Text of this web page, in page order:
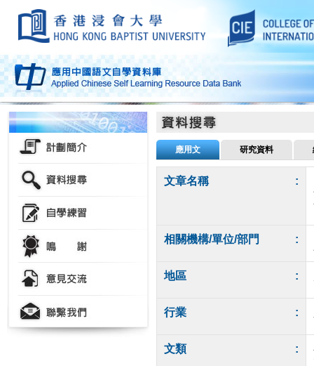
應用文 研究資料
文章名稱 :
相關機構/單位/部門 :
地區 :
行業 :
文類 :